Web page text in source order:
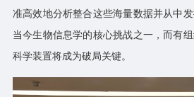
准高效地分析整合这些海量数据并从中
当今生物信息学的核心挑战之一，而有
科学装置将成为破局关键。